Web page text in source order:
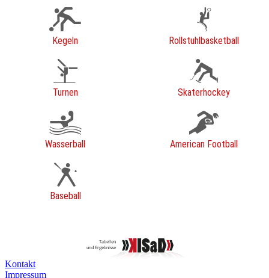
Kegeln Rollstuhlbasketball
Turnen Skaterhockey
Wasserball American Football
Baseball
Kontakt
Impressum